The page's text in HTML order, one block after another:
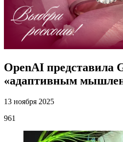
OpenAI представила
«адаптивным
13 ноября 2025
961